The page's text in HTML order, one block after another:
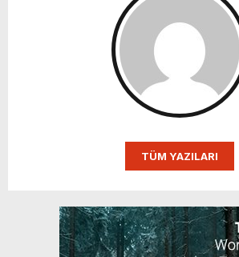
TÜM YAZILARI